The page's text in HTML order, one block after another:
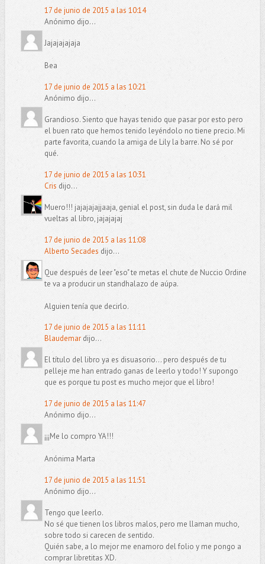
17 de junio de 2015 a las 10:14
Anónimo dijo...
Jajajajajaja
Bea
17 de junio de 2015 a las 10:21
Anónimo dijo...
Grandioso. Siento que hayas tenido que pasar por esto pero
el buen rato que hemos tenido leyéndolo no tiene precio. Mi
parte favorita, cuando la amiga de Lily la barre. No sé por
qué.
17 de junio de 2015 a las 10:31
Cris dijo...
Muero!!! jajajajajjaaja, genial el post, sin duda le dará mil
vueltas al libro, jajajajaj
17 de junio de 2015 a las 11:08
Alberto Secades dijo...
Que después de leer "eso" te metas el chute de Nuccio Ordine
te va a producir un standhalazo de aúpa.
Alguien tenía que decirlo.
17 de junio de 2015 a las 11:11
Blaudemardijo...
El título del libro ya es disuasorio... pero después de tu
pelleje me han entrado ganas de leerlo y todo! Y supongo
que es porque tu post es mucho mejor que el libro!
17 de junio de 2015 a las 11:47
Anónimo dijo...
¡¡¡Me lo compro YA!!!
Anónima Marta
17 de junio de 2015 a las 11:51
Anónimo dijo...
Tengo que leerlo.
No sé que tienen los libros malos, pero me llaman mucho,
sobre todo si carecen de sentido.
Quién sabe, a lo mejor me enamoro del folio y me pongo a
comprar libretitas XD.